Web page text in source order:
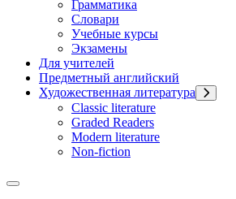
Грамматика
Словари
Учебные курсы
Экзамены
Для учителей
Предметный английский
Художественная литература
Classic literature
Graded Readers
Modern literature
Non-fiction